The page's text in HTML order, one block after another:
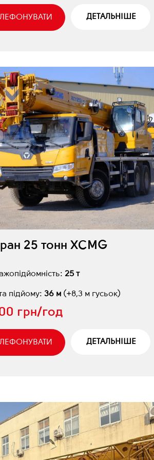
ДЕТАЛЬНІШЕ
25 тонн XCMG
25 т
підйому: 36 м (+8,3 м гусьок)
грн/год
ДЕТАЛЬНІШЕ